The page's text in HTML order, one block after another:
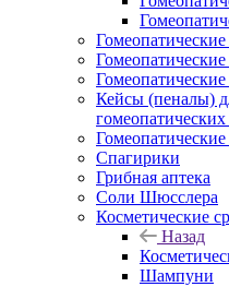
Гомеопатические
Кейсы (пеналы)
Спагирики
Грибная аптека
Соли Шюсслера
Косметические
Назад
Шампуни